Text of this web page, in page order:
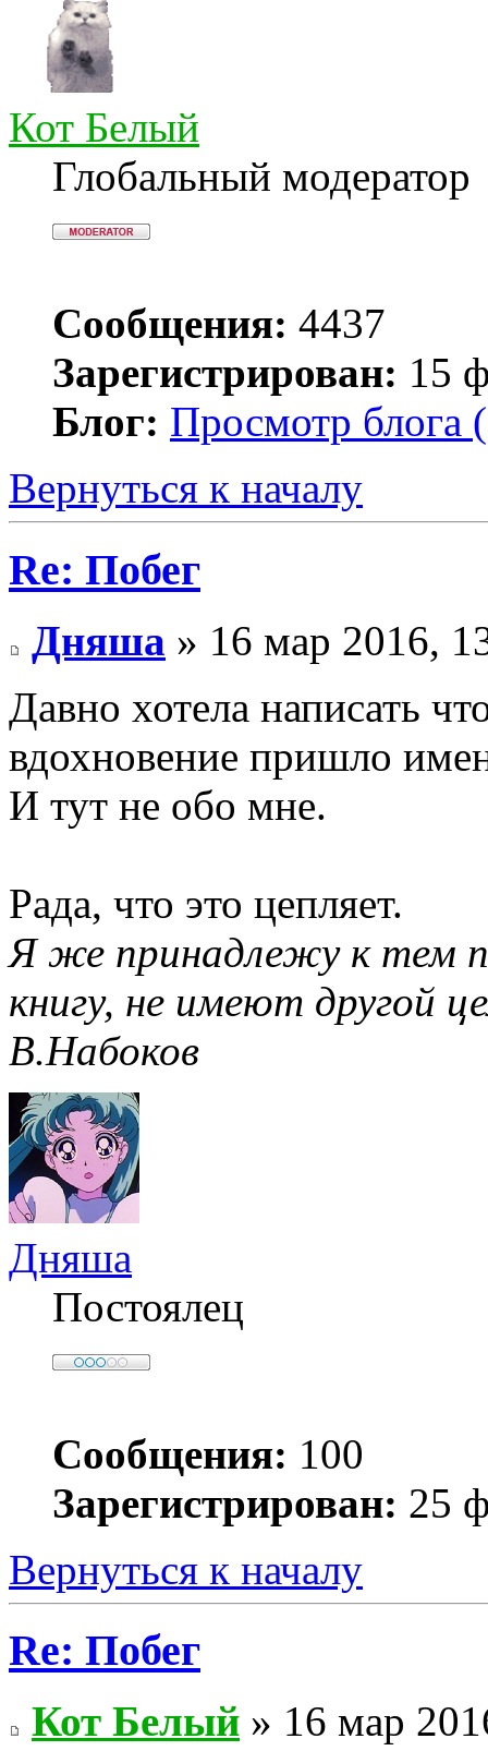
Кот Белый
Глобальный модератор
Сообщения: 4437
Зарегистрирован: 15
Блог: Просмотр блога
Вернуться к началу
Re: Побег
Дняша » 16 мар 2016,
Давно хотела написать
вдохновение пришло
И тут не обо мне.
Рада, что это цепляет.
Я же принадлежу к тем
книгу, не имеют другой
В.Набоков
Дняша
Постоялец
Сообщения: 100
Зарегистрирован: 25
Вернуться к началу
Re: Побег
Кот Белый » 16 мар